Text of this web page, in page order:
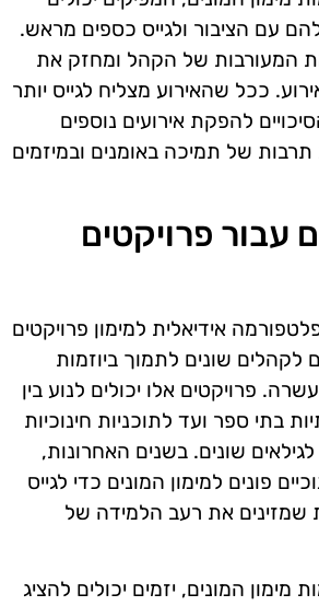
עם הציבור ולגייס כספים מראש.
המעורבות של הקהל ומחזק את
ככל שהאירוע מצליח לגייס יותר
להפקת אירועים נוספים
של תמיכה באומנים ובמיזמים
עבור פרויקטים
אידיאלית למימון פרויקטים
לקהלים שונים לתמוך ביוזמות
פרויקטים אלו יכולים לנוע בין
בתי ספר ועד לתוכניות חינוכיות
שונים. בשנים האחרונות,
פונים למימון המונים כדי לגייס
שמזינים את רעב הלמידה של
המונים, יזמים יכולים להציג